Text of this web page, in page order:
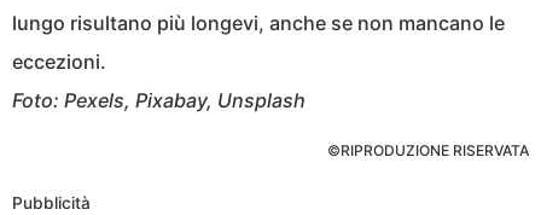
lungo risultano più longevi, anche se non mancano le
eccezioni.
Foto: Pexels, Pixabay, Unsplash
©RIPRODUZIONE RISERVATA
Pubblicità